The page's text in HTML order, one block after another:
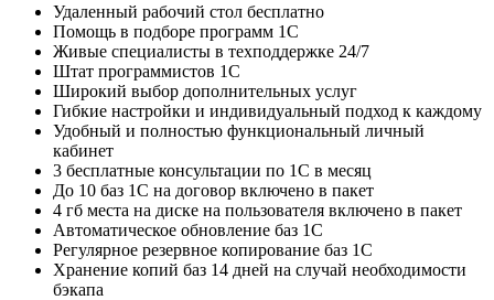
Удаленный рабочий стол бесплатно
Помощь в подборе программ 1С
Живые специалисты в техподдержке 24/7
Штат программистов 1С
Широкий выбор дополнительных услуг
Гибкие настройки и индивидуальный подход к каждому
Удобный и полностью функциональный личный
кабинет
3 бесплатные консультации по 1С в месяц
До 10 баз 1С на договор включено в пакет
4 гб места на диске на пользователя включено в пакет
Автоматическое обновление баз 1С
Регулярное резервное копирование баз 1С
Хранение копий баз 14 дней на случай необходимости
бэкапа